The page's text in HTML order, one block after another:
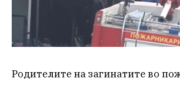
Родителите на загинатите во